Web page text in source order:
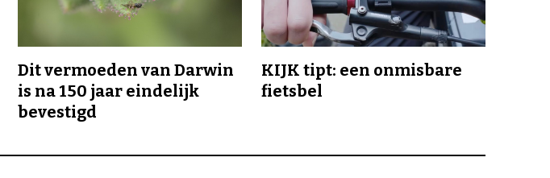
Dit vermoeden van Darwin
is na 150 jaar eindelijk
bevestigd
KIJK tipt: een onmisbare
fietsbel